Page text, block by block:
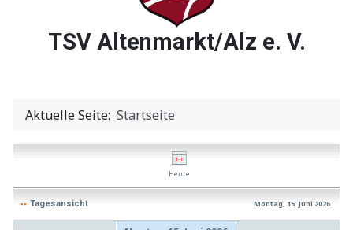
TSV Altenmarkt/Alz e. V.
Aktuelle Seite: Startseite
Heute
Tagesansicht Montag, 15. Juni 2026